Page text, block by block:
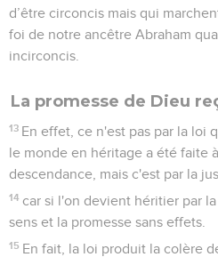
d’être circoncis mais qui
foi de notre ancêtre Abraham
incirconcis.
La promesse de Dieu
13 En effet, ce n'est pas par la loi
le monde en héritage a été faite
descendance, mais c'est par la
14 car si l'on devient héritier par
sens et la promesse sans effets.
15 En fait, la loi produit la colère